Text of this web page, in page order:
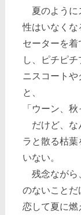
夏のように
性はいなくな
セーターを
し、ピチピ
ニスコートや
と、
「ウーン、
だけど、な
ラと散る枯
いない。
残念ながら
のないことだ
恋して夏に燃